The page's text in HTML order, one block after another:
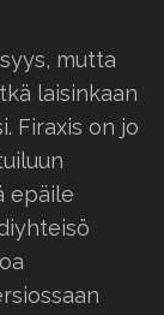
mutta
laisinkaan
Firaxis on jo
epäile